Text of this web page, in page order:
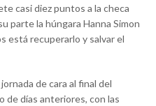
casi diez puntos a la checa
parte la húngara Hanna Simon
está recuperarlo y salvar el
de cara al final del
de días anteriores, con las